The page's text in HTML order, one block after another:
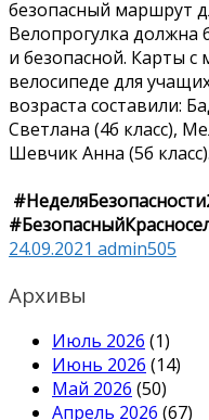
безопасный маршрут
Велопрогулка должна
и безопасной. Карты
велосипеде для
возраста составили:
Светлана (4б класс),
Шевчик Анна (5б класс).
24.09.2021 admin505
Архивы
Июль 2026 (1)
Июнь 2026 (14)
Май 2026 (50)
Апрель 2026 (67)